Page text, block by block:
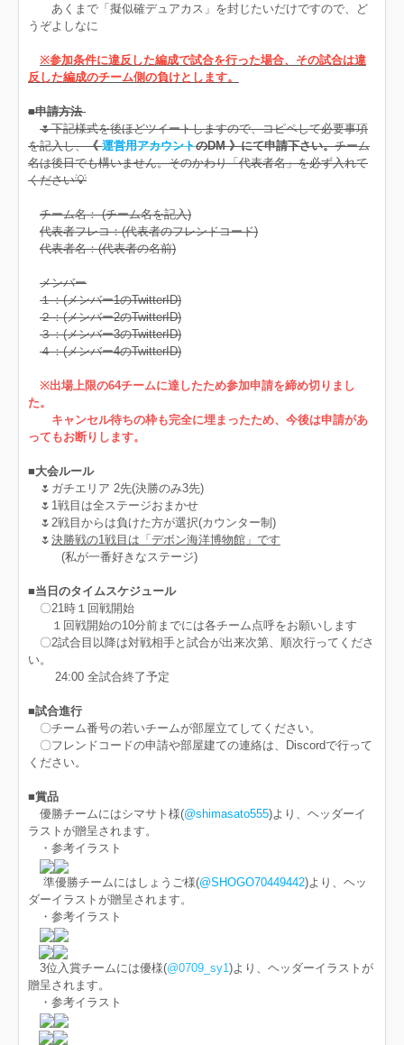
あくまで「擬似確デュアカス」を封じたいだけですので、ど
うぞよしなに
※参加条件に違反した編成で試合を行った場合、その試合は違
反した編成のチーム側の負けとします。
■申請方法
🌷下記様式を後ほどツイートしますので、コピペして必要事項
を記入し、《運営用アカウントのDM 》にて申請下さい。チーム
名は後日でも構いません。そのかわり「代表者名」を必ず入れて
ください💡
チーム名： (チーム名を記入)
代表者フレコ：(代表者のフレンドコード)
代表者名：(代表者の名前)
メンバー
１：(メンバー1のTwitterID)
２：(メンバー2のTwitterID)
３：(メンバー3のTwitterID)
４：(メンバー4のTwitterID)
※出場上限の64チームに達したため参加申請を締め切りまし
た。
キャンセル待ちの枠も完全に埋まったため、今後は申請があ
ってもお断りします。
■大会ルール
🌷ガチエリア 2先(決勝のみ3先)
🌷1戦目は全ステージおまかせ
🌷2戦目からは負けた方が選択(カウンター制)
🌷 決勝戦の1戦目は「デボン海洋博物館」です
(私が一番好きなステージ)
■当日のタイムスケジュール
〇21時１回戦開始
１回戦開始の10分前までには各チーム点呼をお願いします
〇2試合目以降は対戦相手と試合が出来次第、順次行ってくださ
い。
24:00 全試合終了予定
■試合進行
〇チーム番号の若いチームが部屋立てしてください。
〇フレンドコードの申請や部屋建ての連絡は、Discordで行って
ください。
■賞品
優勝チームにはシマサト様(@shimasato555)より、ヘッダーイ
ラストが贈呈されます。
・参考イラスト
準優勝チームにはしょうご様(@SHOGO70449442)より、ヘッ
ダーイラストが贈呈されます。
・参考イラスト
3位入賞チームには優様(@0709_sy1 )より、ヘッダーイラストが
贈呈されます。
・参考イラスト